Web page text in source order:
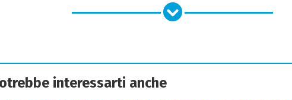
interessarti anche